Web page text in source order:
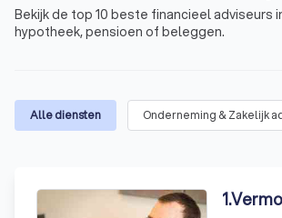
Bekijk de top 10 beste financieel
hypotheek, pensioen of beleggen.
Alle diensten Onderneming & Zakelijk
1.